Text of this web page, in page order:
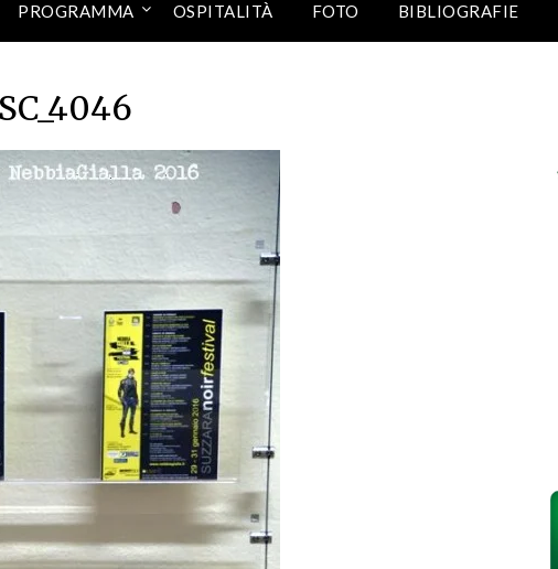
PROGRAMMA OSPITALITÀ FOTO BIBLIOGRAFIE